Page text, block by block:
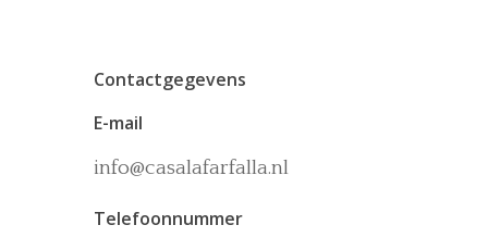
Contactgegevens
E-mail
info@casalafarfalla.nl
Telefoonnummer
Het huis